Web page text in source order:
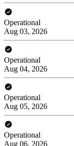
Operational
Aug 03, 2026
Operational
Aug 04, 2026
Operational
Aug 05, 2026
Operational
Aug 06, 2026